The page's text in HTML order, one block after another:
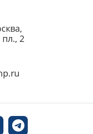
пл., 2